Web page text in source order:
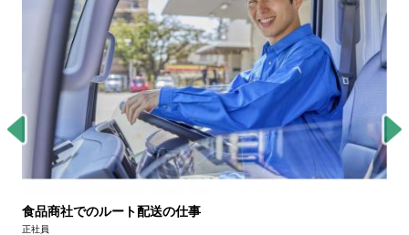
食品商社でのルート配送の仕事
正社員